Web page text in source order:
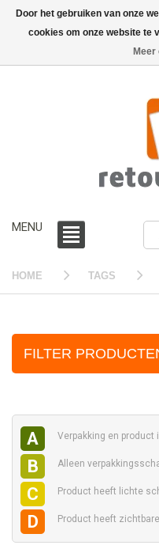
MENU
HOME TAGS
FILTER
A Verpakking en product
B Alleen
C Product heeft lichte
D Product heeft
Door het gebruiken van onze
cookies om onze website te